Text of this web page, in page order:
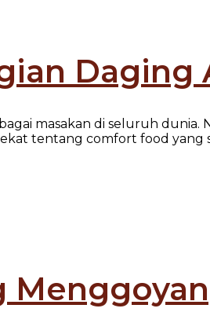
Daging
masakan di seluruh dunia.
tentang comfort food yang